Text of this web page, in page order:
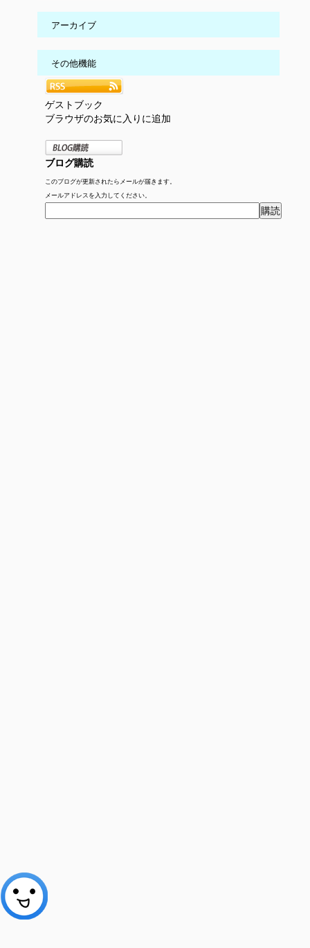
アーカイブ
その他機能
ゲストブック
ブラウザのお気に入りに追加
ブログ購読
このブログが更新されたらメールが届きます。
メールアドレスを入力してください。